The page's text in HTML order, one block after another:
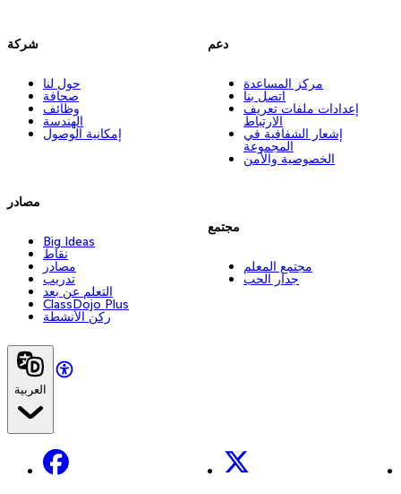
شركة
حول لنا
صحافة
وظائف
الهندسة
إمكانية الوصول
مصادر
Big Ideas
نقاط
مصادر
تدريب
التعلم عن بعد
ClassDojo Plus
ركن الأنشطة
دعم
مركز المساعدة
اتصل بنا
إعدادات ملفات تعريف
الارتباط
إشعار الشفافية في
المجموعة
الخصوصية والأمن
مجتمع
مجتمع المعلم
جدار الحب
العربية
Facebook X